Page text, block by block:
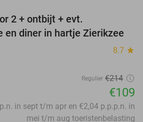
2 + ontbijt + evt.
en diner in hartje Zierikzee
8.7 star
Regulier €214
€109
in sept t/m apr en €2,04 p.p.p.n. in
mei t/m aug toeristenbelasting